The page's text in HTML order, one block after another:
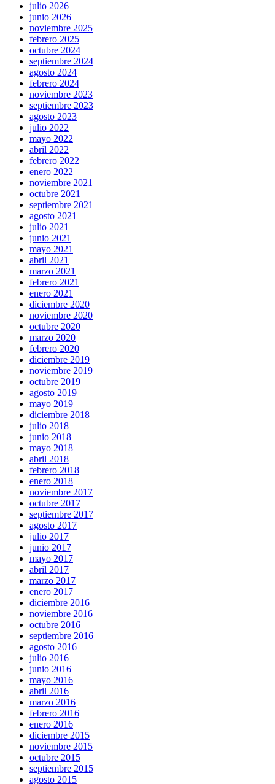
julio 2026
junio 2026
noviembre 2025
febrero 2025
octubre 2024
septiembre 2024
agosto 2024
febrero 2024
noviembre 2023
septiembre 2023
agosto 2023
julio 2022
mayo 2022
abril 2022
febrero 2022
enero 2022
noviembre 2021
octubre 2021
septiembre 2021
agosto 2021
julio 2021
junio 2021
mayo 2021
abril 2021
marzo 2021
febrero 2021
enero 2021
diciembre 2020
noviembre 2020
octubre 2020
marzo 2020
febrero 2020
diciembre 2019
noviembre 2019
octubre 2019
agosto 2019
mayo 2019
diciembre 2018
julio 2018
junio 2018
mayo 2018
abril 2018
febrero 2018
enero 2018
noviembre 2017
octubre 2017
septiembre 2017
agosto 2017
julio 2017
junio 2017
mayo 2017
abril 2017
marzo 2017
enero 2017
diciembre 2016
noviembre 2016
octubre 2016
septiembre 2016
agosto 2016
julio 2016
junio 2016
mayo 2016
abril 2016
marzo 2016
febrero 2016
enero 2016
diciembre 2015
noviembre 2015
octubre 2015
septiembre 2015
agosto 2015